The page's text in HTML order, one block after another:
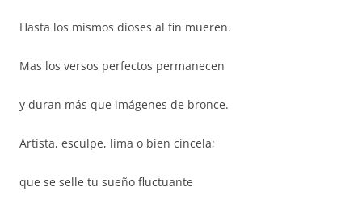
Hasta los mismos dioses al fin mueren.
Mas los versos perfectos permanecen
y duran más que imágenes de bronce.
Artista, esculpe, lima o bien cincela;
que se selle tu sueño fluctuante